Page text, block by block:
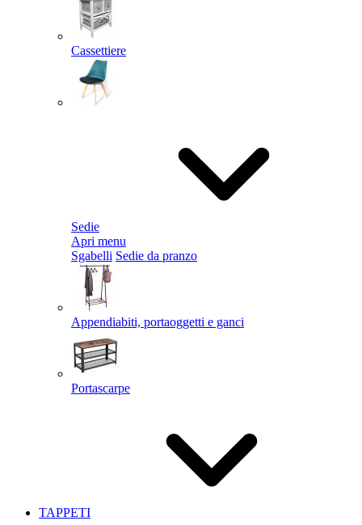
Cassettiere
Sedie
Apri menu
Sgabelli Sedie da pranzo
Appendiabiti, portaoggetti e ganci
Portascarpe
TAPPETI